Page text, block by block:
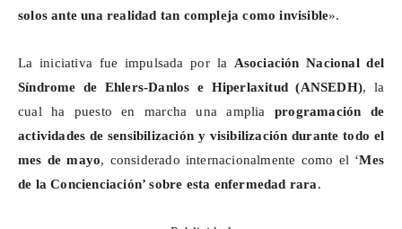
solos ante una realidad tan compleja como invisible».
La iniciativa fue impulsada por la Asociación Nacional del
Síndrome de Ehlers-Danlos e Hiperlaxitud (ANSEDH), la
cual ha puesto en marcha una amplia programación de
actividades de sensibilización y visibilización durante todo el
mes de mayo, considerado internacionalmente como el ‘Mes
de la Concienciación’ sobre esta enfermedad rara.